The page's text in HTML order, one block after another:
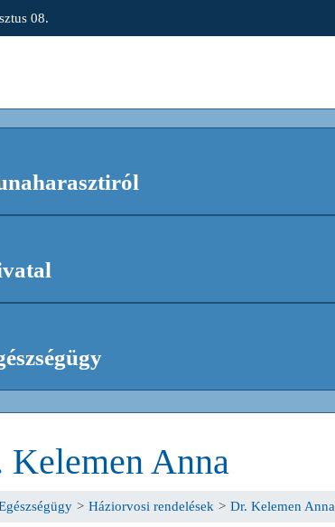
08.
Kelemen Anna
> Háziorvosi rendelések > Dr. Kelemen Anna